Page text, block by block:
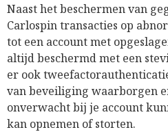
Naast het beschermen van
Carlospin transacties op
tot een account met
altijd beschermd met een
er ook
van beveiliging waarborgen
onverwacht bij je account
kan opnemen of storten.